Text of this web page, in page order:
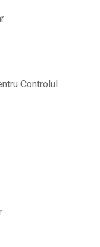
Controlul